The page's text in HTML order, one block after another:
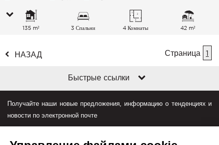
135 m² 3 Спальни 4 Комнаты 42 m²
НАЗАД Страница 1
Быстрые ссылки
Получайте наши новые предложения, информацию о тенденциях и
новости по электронной почте